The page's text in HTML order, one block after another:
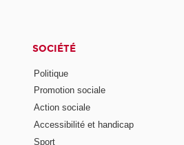
SOCIÉTÉ
Politique
Promotion sociale
Action sociale
Accessibilité et handicap
Sport